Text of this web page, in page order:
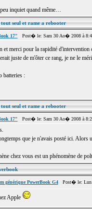
inquiet quand même…
seul et rame a rebooter
17" Post� le: Sam 30 Ao� 2008 à
et merci pour la rapidité
juste de m'ôter ce rang, je ne le
batteries :
seul et rame a rebooter
17" Post� le: Sam 30 Ao� 2008 à
que je n'avais posté ici. Alors
chez vous est un phénomène de
générique PowerBook G4Post� le: Lun
Apple